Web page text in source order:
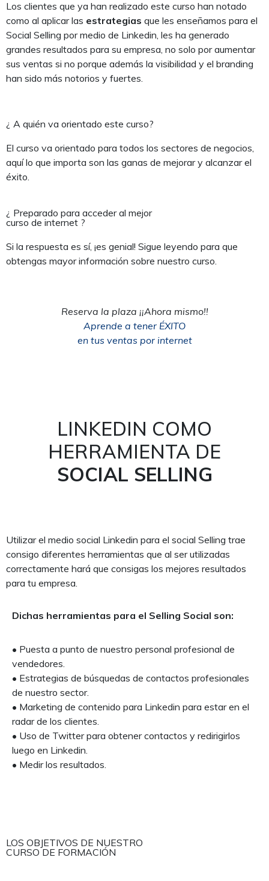
Los clientes que ya han realizado este curso han notado
como al aplicar las estrategias que les enseñamos para el
Social Selling por medio de Linkedin, les ha generado
grandes resultados para su empresa, no solo por aumentar
sus ventas si no porque además la visibilidad y el branding
han sido más notorios y fuertes.
¿ A quién va orientado este curso?
El curso va orientado para todos los sectores de negocios,
aquí lo que importa son las ganas de mejorar y alcanzar el
éxito.
¿ Preparado para acceder al mejor
curso de internet ?
Si la respuesta es sí, ¡es genial! Sigue leyendo para que
obtengas mayor información sobre nuestro curso.
Reserva la plaza ¡¡Ahora mismo!!
Aprende a tener ÉXITO
en tus ventas por internet
LINKEDIN COMO
HERRAMIENTA DE
SOCIAL SELLING
Utilizar el medio social Linkedin para el social Selling trae
consigo diferentes herramientas que al ser utilizadas
correctamente hará que consigas los mejores resultados
para tu empresa.
Dichas herramientas para el Selling Social son:
• Puesta a punto de nuestro personal profesional de
vendedores.
• Estrategias de búsquedas de contactos profesionales
de nuestro sector.
• Marketing de contenido para Linkedin para estar en el
radar de los clientes.
• Uso de Twitter para obtener contactos y redirigirlos
luego en Linkedin.
• Medir los resultados.
LOS OBJETIVOS DE NUESTRO
CURSO DE FORMACIÓN